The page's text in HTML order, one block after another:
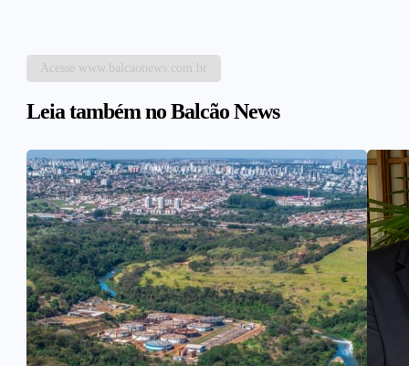
Acesse www.balcaonews.com.br
Leia também no Balcão News